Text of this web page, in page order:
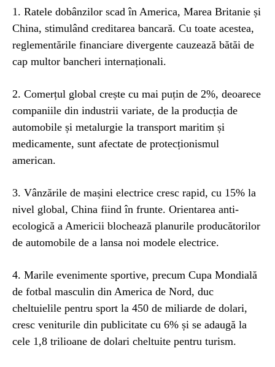
1. Ratele dobânzilor scad în America, Marea Britanie și
China, stimulând creditarea bancară. Cu toate acestea,
reglementările financiare divergente cauzează bătăi de
cap multor bancheri internaționali.
2. Comerțul global crește cu mai puțin de 2%, deoarece
companiile din industrii variate, de la producția de
automobile și metalurgie la transport maritim și
medicamente, sunt afectate de protecționismul
american.
3. Vânzările de mașini electrice cresc rapid, cu 15% la
nivel global, China fiind în frunte. Orientarea anti-
ecologică a Americii blochează planurile producătorilor
de automobile de a lansa noi modele electrice.
4. Marile evenimente sportive, precum Cupa Mondială
de fotbal masculin din America de Nord, duc
cheltuielile pentru sport la 450 de miliarde de dolari,
cresc veniturile din publicitate cu 6% și se adaugă la
cele 1,8 trilioane de dolari cheltuite pentru turism.